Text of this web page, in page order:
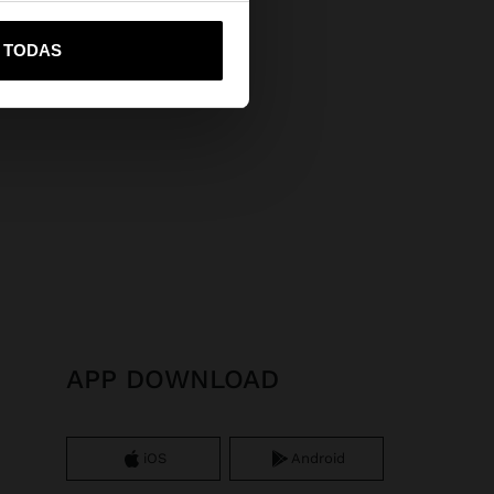
TODAS
a United States
APP DOWNLOAD
iOS Android